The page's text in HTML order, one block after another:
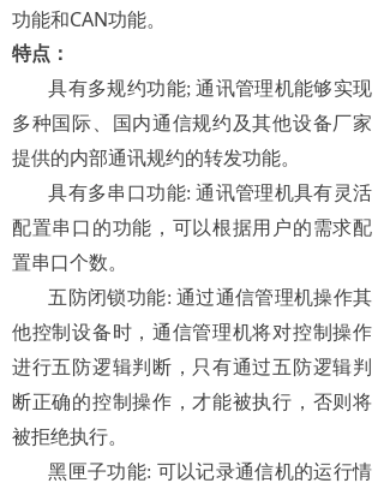
功能和CAN功能。
特点：
具有多规约功能; 通讯管理机能够实现
多种国际、国内通信规约及其他设备厂家
提供的内部通讯规约的转发功能。
具有多串口功能: 通讯管理机具有灵活
配置串口的功能，可以根据用户的需求配
置串口个数。
五防闭锁功能: 通过通信管理机操作其
他控制设备时，通信管理机将对控制操作
进行五防逻辑判断，只有通过五防逻辑判
断正确的控制操作，才能被执行，否则将
被拒绝执行。
黑匣子功能: 可以记录通信机的运行情